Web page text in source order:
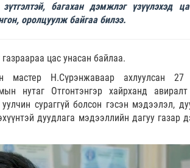
багахан дэмжлэг үзүүлэхэд
оролцуулж байгаа билээ.
цас унасан байлаа.
Н.Сүрэнжаваар ахлуулсан 27
нутаг Отгонтэнгэр хайрханд
сураггүй болсон гэсэн мэдээлэл,
дуудлага мэдээллийн дагуу газар